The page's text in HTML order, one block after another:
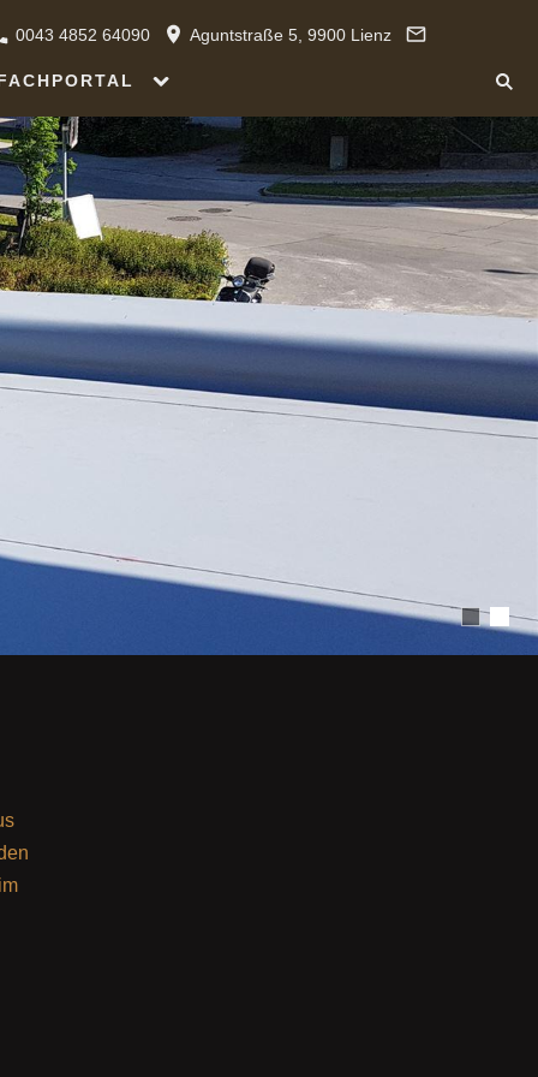
0043 4852 64090 Aguntstraße 5, 9900 Lienz